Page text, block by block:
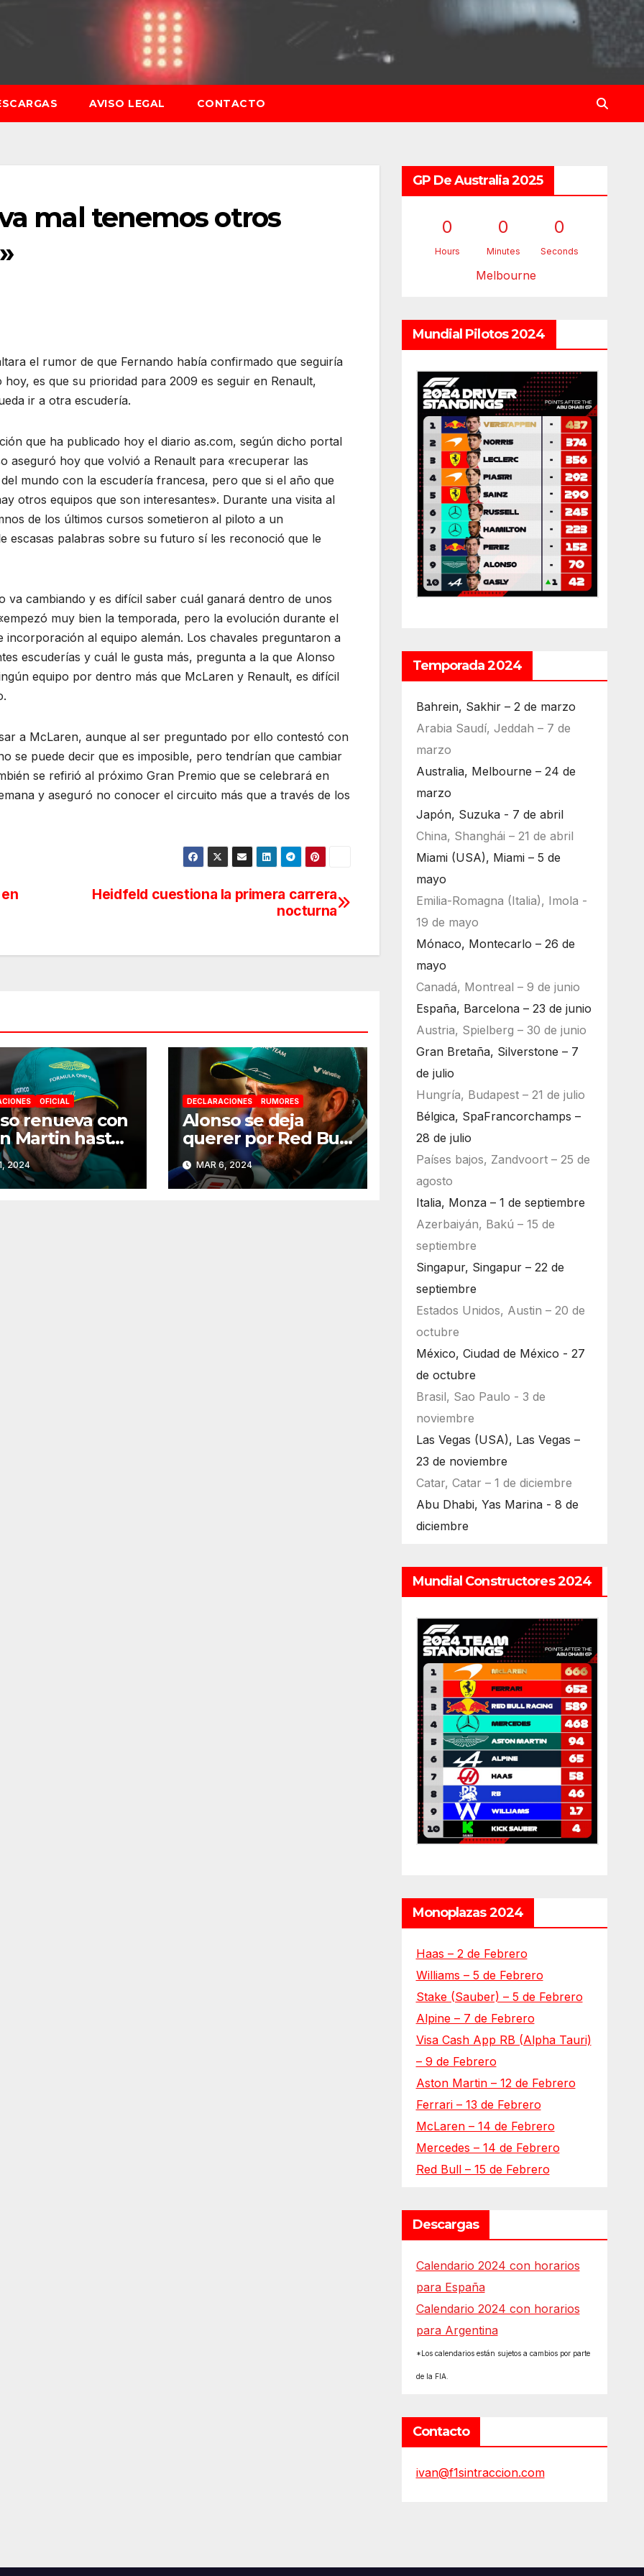
AVISO LEGAL CONTACTO
mal tenemos otros
el rumor de que Fernando había confirmado que seguiría
es que su prioridad para 2009 es seguir en Renault,
ir a otra escudería.
que ha publicado hoy el diario as.com, según dicho portal
aseguró hoy que volvió a Renault para «recuperar las
mundo con la escudería francesa, pero que si el año que
otros equipos que son interesantes». Durante una visita al
de los últimos cursos sometieron al piloto a un
escasas palabras sobre su futuro sí les reconoció que le
cambiando y es difícil saber cuál ganará dentro de unos
muy bien la temporada, pero la evolución durante el
al equipo alemán. Los chavales preguntaron a
escuderías y cuál le gusta más, pregunta a la que Alonso
equipo por dentro más que McLaren y Renault, es difícil
a McLaren, aunque al ser preguntado por ello contestó con
se puede decir que es imposible, pero tendrían que cambiar
se refirió al próximo Gran Premio que se celebrará en
y aseguró no conocer el circuito más que a través de los
Heidfeld cuestiona la primera carrera
nocturna
OFICIAL
renueva con
Martin hasta
2024
DECLARACIONES RUMORES
Alonso se deja
querer por Red Bull
y Mercedes de cara
a 2025
MAR 6, 2024
GP De Australia 2025
0
Hours
0
Minutes
0
Seconds
Melbourne
Mundial Pilotos 2024
Temporada 2024
Bahrein, Sakhir – 2 de marzo
Arabia Saudí, Jeddah – 7 de
marzo
Australia, Melbourne – 24 de
marzo
Japón, Suzuka - 7 de abril
China, Shanghái – 21 de abril
Miami (USA), Miami – 5 de
mayo
Emilia-Romagna (Italia), Imola -
19 de mayo
Mónaco, Montecarlo – 26 de
mayo
Canadá, Montreal – 9 de junio
España, Barcelona – 23 de junio
Austria, Spielberg – 30 de junio
Gran Bretaña, Silverstone – 7
de julio
Hungría, Budapest – 21 de julio
Bélgica, SpaFrancorchamps –
28 de julio
Países bajos, Zandvoort – 25 de
agosto
Italia, Monza – 1 de septiembre
Azerbaiyán, Bakú – 15 de
septiembre
Singapur, Singapur – 22 de
septiembre
Estados Unidos, Austin – 20 de
octubre
México, Ciudad de México - 27
de octubre
Brasil, Sao Paulo - 3 de
noviembre
Las Vegas (USA), Las Vegas –
23 de noviembre
Catar, Catar – 1 de diciembre
Abu Dhabi, Yas Marina - 8 de
diciembre
Mundial Constructores 2024
Monoplazas 2024
Haas – 2 de Febrero
Williams – 5 de Febrero
Stake (Sauber) – 5 de Febrero
Alpine – 7 de Febrero
Visa Cash App RB (Alpha Tauri)
– 9 de Febrero
Aston Martin – 12 de Febrero
Ferrari – 13 de Febrero
McLaren – 14 de Febrero
Mercedes – 14 de Febrero
Red Bull – 15 de Febrero
Descargas
Calendario 2024 con horarios
para España
Calendario 2024 con horarios
para Argentina
*Los calendarios están sujetos a cambios por parte
de la FIA.
Contacto
ivan@f1sintraccion.com